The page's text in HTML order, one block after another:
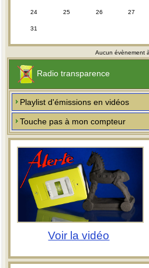
24 25 26 27
31
Aucun évènement
Radio transparence
Playlist d'émissions en vidéos
Touche pas à mon compteur
Voir la vidéo